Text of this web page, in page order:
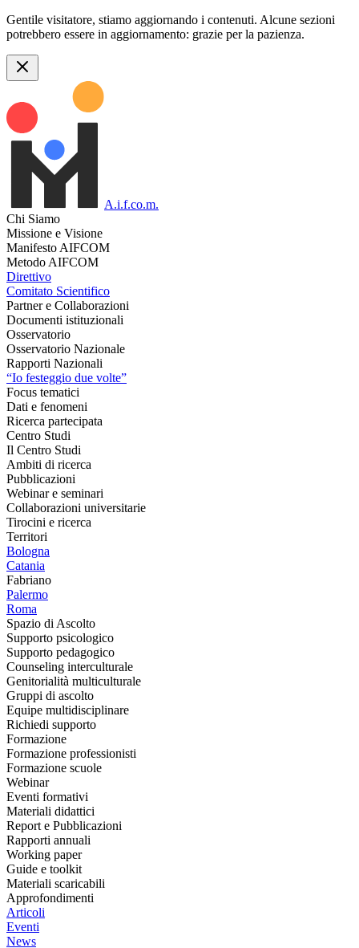
Gentile visitatore, stiamo aggiornando i contenuti. Alcune sezioni
potrebbero essere in aggiornamento: grazie per la pazienza.
A.i.f.co.m.
Chi Siamo
Missione e Visione
Manifesto AIFCOM
Metodo AIFCOM
Direttivo
Comitato Scientifico
Partner e Collaborazioni
Documenti istituzionali
Osservatorio
Osservatorio Nazionale
Rapporti Nazionali
“Io festeggio due volte”
Focus tematici
Dati e fenomeni
Ricerca partecipata
Centro Studi
Il Centro Studi
Ambiti di ricerca
Pubblicazioni
Webinar e seminari
Collaborazioni universitarie
Tirocini e ricerca
Territori
Bologna
Catania
Fabriano
Palermo
Roma
Spazio di Ascolto
Supporto psicologico
Supporto pedagogico
Counseling interculturale
Genitorialità multiculturale
Gruppi di ascolto
Equipe multidisciplinare
Richiedi supporto
Formazione
Formazione professionisti
Formazione scuole
Webinar
Eventi formativi
Materiali didattici
Report e Pubblicazioni
Rapporti annuali
Working paper
Guide e toolkit
Materiali scaricabili
Approfondimenti
Articoli
Eventi
News